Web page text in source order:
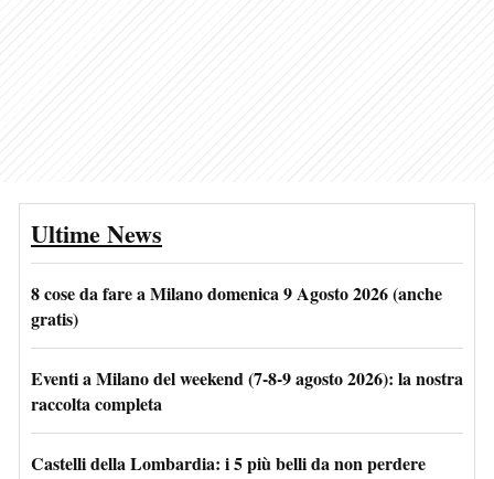
Ultime News
8 cose da fare a Milano domenica 9 Agosto 2026 (anche
gratis)
Eventi a Milano del weekend (7-8-9 agosto 2026): la nostra
raccolta completa
Castelli della Lombardia: i 5 più belli da non perdere